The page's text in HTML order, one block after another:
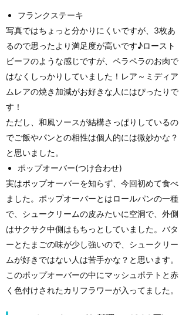
フランクステーキ
写真ではちょっと分かりにくいですが、3枚あ
るので思ったより満足度が高いです♪ロースト
ビーフのような感じですが、ペラペラのお肉で
はなくしっかりしていました！レア～ミディア
ムレアの焼き加減がお好きな人にはぴったりで
す！
ただし、和風ソースが結構さっぱりしているの
でご飯やパンとの相性は個人的には微妙かな？
と思いました。
ポップオーバー(つけ合わせ)
実はポップオーバーを知らず、今回初めて食べ
ました。ポップオーバーとはロールパンの一種
で、シュークリームの皮みたいに空洞で、外側
はサクサク中側はもちっとしていました。バタ
ーとたまごの味が少し強いので、シュークリー
ムが好きではない人は苦手かな？と思います。
このポップオーバーの中にマッシュポテトと赤
く色付けされたカリフラワーが入ってました。